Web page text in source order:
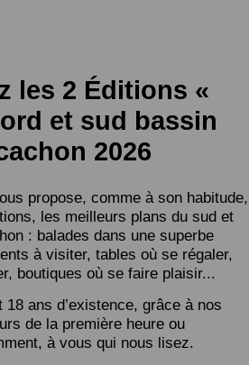
les 2 Éditions «
et sud bassin
2026
propose, comme à son habitude,
les meilleurs plans du sud et
: balades dans une superbe
à visiter, tables où se régaler,
boutiques où se faire plaisir...
ans d’existence, grâce à nos
de la première heure ou
à vous qui nous lisez.